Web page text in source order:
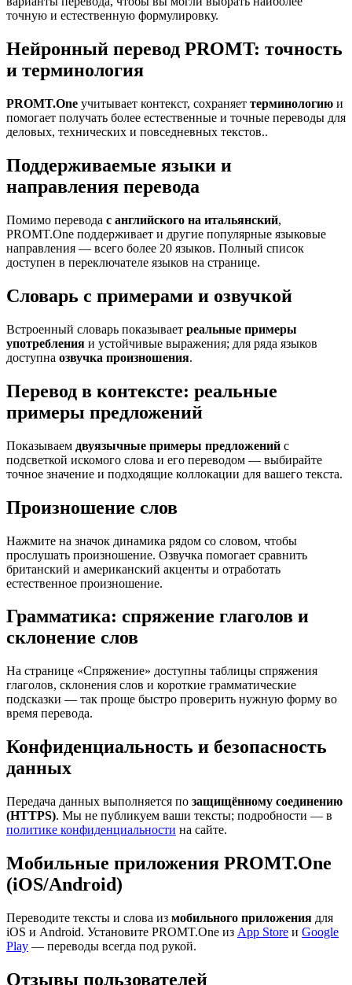
точную и естественную формулировку.
Нейронный перевод PROMT: точность
и терминология
PROMT.One учитывает контекст, сохраняет терминологию и
помогает получать более естественные и точные переводы для
деловых, технических и повседневных текстов..
Поддерживаемые языки и
направления перевода
Помимо перевода с английского на итальянский,
PROMT.One поддерживает и другие популярные языковые
направления — всего более 20 языков. Полный список
доступен в переключателе языков на странице.
Словарь с примерами и озвучкой
Встроенный словарь показывает реальные примеры
употребления и устойчивые выражения; для ряда языков
доступна озвучка произношения.
Перевод в контексте: реальные
примеры предложений
Показываем двуязычные примеры предложений с
подсветкой искомого слова и его переводом — выбирайте
точное значение и подходящие коллокации для вашего текста.
Произношение слов
Нажмите на значок динамика рядом со словом, чтобы
прослушать произношение. Озвучка помогает сравнить
британский и американский акценты и отработать
естественное произношение.
Грамматика: спряжение глаголов и
склонение слов
На странице «Спряжение» доступны таблицы спряжения
глаголов, склонения слов и короткие грамматические
подсказки — так проще быстро проверить нужную форму во
время перевода.
Конфиденциальность и безопасность
данных
Передача данных выполняется по защищённому соединению
(HTTPS). Мы не публикуем ваши тексты; подробности — в
политике конфиденциальности на сайте.
Мобильные приложения PROMT.One
(iOS/Android)
Переводите тексты и слова из мобильного приложения для
iOS и Android. Установите PROMT.One из App Store и Google
Play — переводы всегда под рукой.
Отзывы пользователей